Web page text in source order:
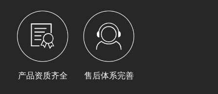
产品资质齐全 售后体系完善